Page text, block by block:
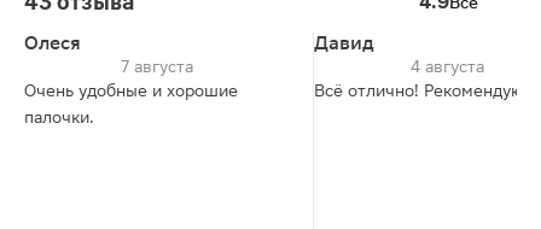
Олеся
7 августа
Очень удобные и хорошие
палочки.
Давид
4 августа
Всё отлично! Рекомендую!